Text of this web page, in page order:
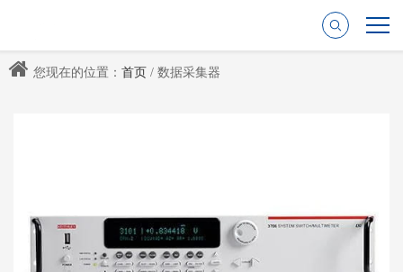
您现在的位置： 首页 / 数据采集器